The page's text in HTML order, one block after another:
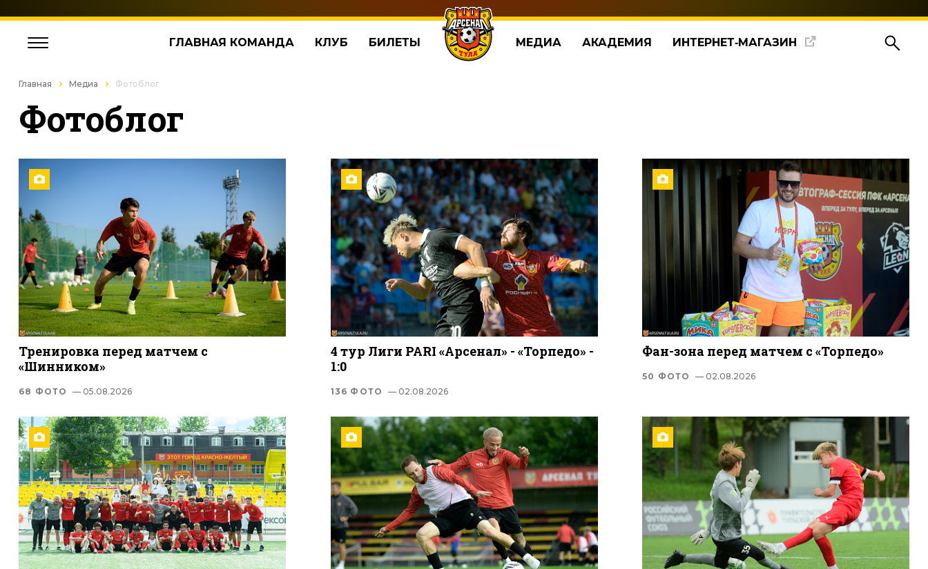
ГЛАВНАЯ КОМАНДА КЛУБ БИЛЕТЫ МЕДИА АКАДЕМИЯ ИНТЕРНЕТ‑МАГАЗИН
Главная Медиа Фотоблог
Фотоблог
Тренировка перед матчем с
«Шинником»
68 ФОТО — 05.08.2026
4 тур Лиги PARI «Арсенал» - «Торпедо» -
1:0
136 ФОТО — 02.08.2026
Фан-зона перед матчем с «Торпедо»
50 ФОТО — 02.08.2026